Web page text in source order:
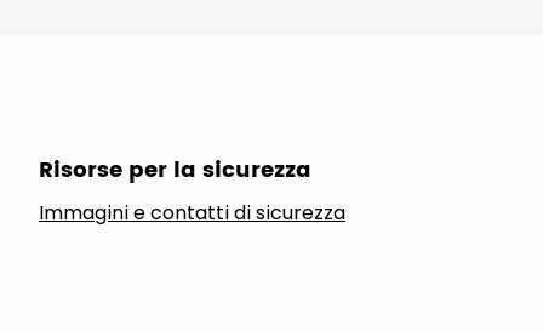
Risorse per la sicurezza
Immagini e contatti di sicurezza